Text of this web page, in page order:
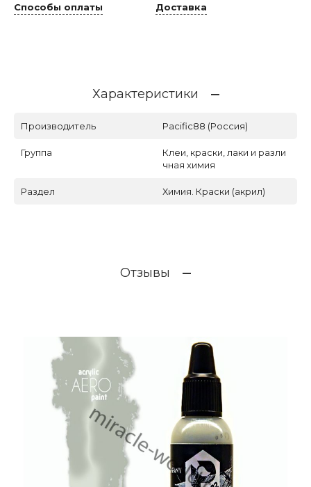
Способы оплаты Доставка
Характеристики
Производитель Pacific88 (Россия)
Группа
Клеи, краски, лаки и разли
чная химия
Раздел Химия. Краски (акрил)
Отзывы